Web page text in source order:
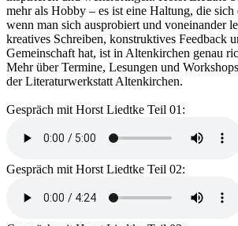
mehr als Hobby – es ist eine Haltung, die sich
wenn man sich ausprobiert und voneinander
kreatives Schreiben, konstruktives Feedback
Gemeinschaft hat, ist in Altenkirchen genau
Mehr über Termine, Lesungen und
der Literaturwerkstatt Altenkirchen.
Gespräch mit Horst Liedtke Teil 01:
Gespräch mit Horst Liedtke Teil 02: